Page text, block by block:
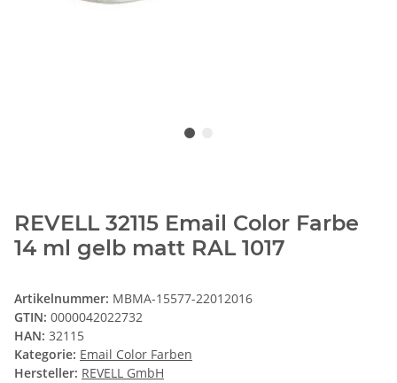
REVELL 32115 Email Color Farbe
14 ml gelb matt RAL 1017
Artikelnummer: MBMA-15577-22012016
GTIN: 0000042022732
HAN: 32115
Kategorie: Email Color Farben
Hersteller: REVELL GmbH